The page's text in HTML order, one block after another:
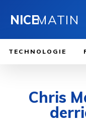
NICEMATIN
TECHNOLOGIE
Chris